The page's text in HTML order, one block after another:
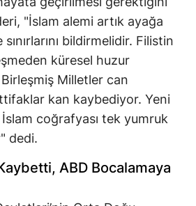
"İslam alemi artık ayağa
bildirmelidir. Filistin
küresel huzur
Milletler can
kan kaybediyor. Yeni
coğrafyası tek yumruk
dedi.
ABD Bocalamaya